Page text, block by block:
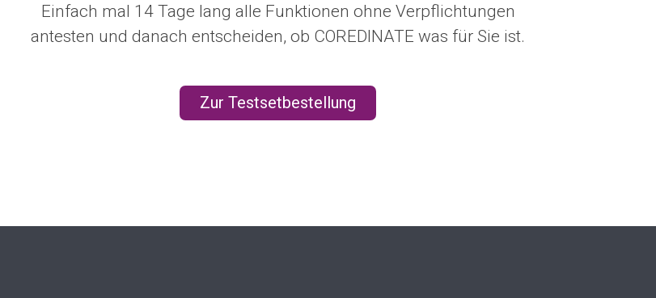
Einfach mal 14 Tage lang alle Funktionen ohne Verpflichtungen
antesten und danach entscheiden, ob COREDINATE was für Sie ist.
Zur Testsetbestellung